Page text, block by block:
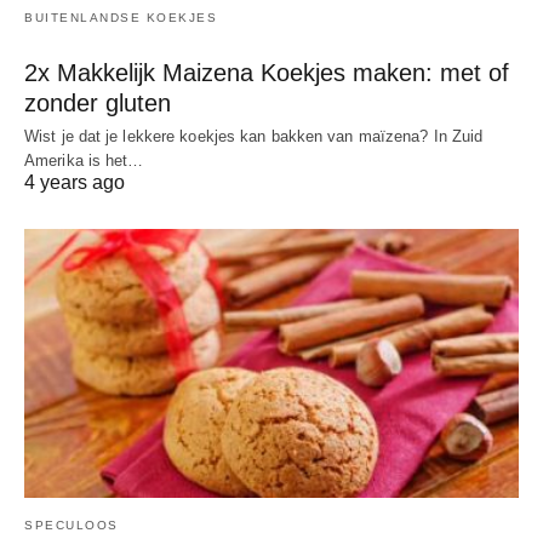
BUITENLANDSE KOEKJES
2x Makkelijk Maizena Koekjes maken: met of
zonder gluten
Wist je dat je lekkere koekjes kan bakken van maïzena? In Zuid
Amerika is het…
4 years ago
SPECULOOS